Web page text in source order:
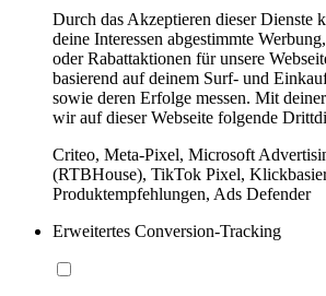
Durch das Akzeptieren dieser Dienste
deine Interessen abgestimmte
oder Rabattaktionen für unsere
basierend auf deinem Surf- und
sowie deren Erfolge messen. Mit
wir auf dieser Webseite folgende
Criteo, Meta-Pixel, Microsoft
(RTBHouse), TikTok Pixel,
Produktempfehlungen, Ads Defender
Erweitertes Conversion-Tracking